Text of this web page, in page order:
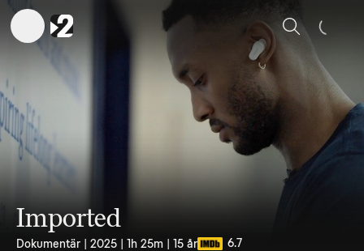
Sök
Imported
Dokumentär | 2025 | 1h 25m | 15 år 6.7